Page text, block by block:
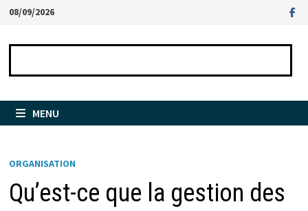
Passer
contenu
08/09/2026
MENU
ORGANISATION
Qu’est-ce que la gestion des